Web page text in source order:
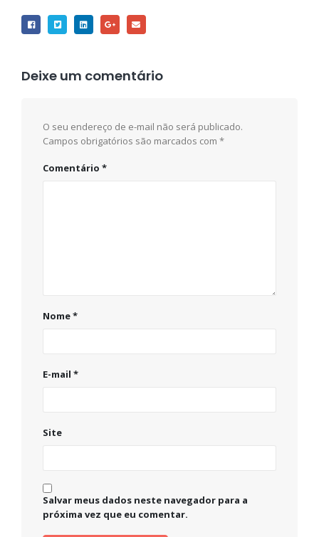
Deixe um comentário
O seu endereço de e-mail não será publicado.
Campos obrigatórios são marcados com *
Comentário *
Nome*
E-mail *
Site
Salvar meus dados neste navegador para a
próxima vez que eu comentar.